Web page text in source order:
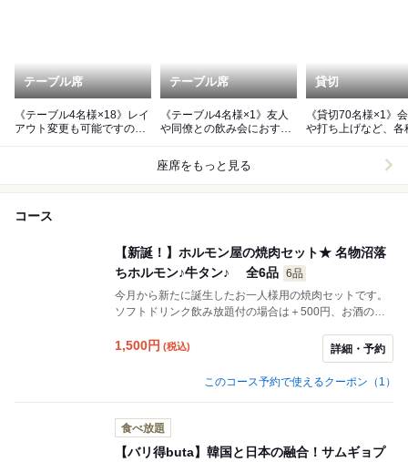
テーブル席
《テーブル4名様×18》レイ
アウト変更も可能ですの
テーブル席
《テーブル4名様×1》友人
や同僚との飲み会におすす
貸切
《貸切70名様×1》
や打ち上げなど、各
座席をもっと見る
コース
【新誕！】ホルモン屋の焼肉セット★ 名物沼落
ちホルモン♪牛タン♪ 全6品 6品
今月から新たに誕生したお一人様用の焼肉セットです。
ソフトドリンク飲み放題付の場合は＋500円、お酒の飲
1600円飲み放題の時間は120分です
1,500円 (税込) 詳細・予約
このコース予約で使えるクーポン（1）
食べ放題
【バリ得buta】韓国と日本の融合！サムギョプ